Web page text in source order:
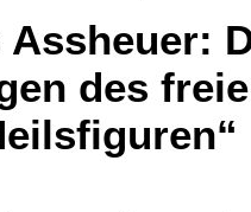
Assheuer:
des